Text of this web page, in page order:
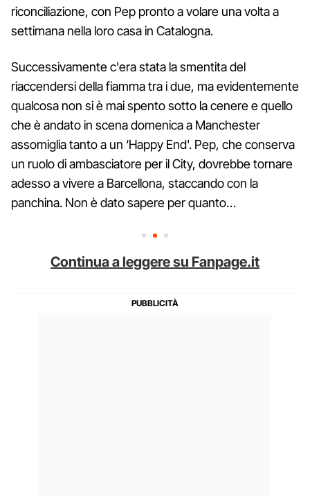
riconciliazione, con Pep pronto a volare una volta a
settimana nella loro casa in Catalogna.
Successivamente c'era stata la smentita del
riaccendersi della fiamma tra i due, ma evidentemente
qualcosa non si è mai spento sotto la cenere e quello
che è andato in scena domenica a Manchester
assomiglia tanto a un ‘Happy End'. Pep, che conserva
un ruolo di ambasciatore per il City, dovrebbe tornare
adesso a vivere a Barcellona, staccando con la
panchina. Non è dato sapere per quanto…
Continua a leggere su Fanpage.it